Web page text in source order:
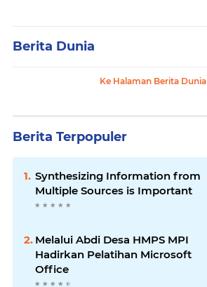
Berita Dunia
Ke Halaman Berita Dunia
Berita Terpopuler
Synthesizing Information from
Multiple Sources is Important
Melalui Abdi Desa HMPS MPI
Hadirkan Pelatihan Microsoft
Office